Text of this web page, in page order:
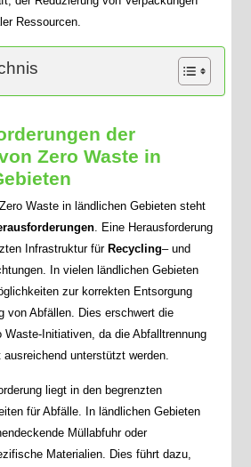
Ressourcen.
der
Zero Waste in
Waste in ländlichen Gebieten steht
. Eine Herausforderung
Infrastruktur für Recycling– und
In vielen ländlichen Gebieten
zur korrekten Entsorgung
von Abfällen. Dies erschwert die
Waste-Initiativen, da die Abfalltrennung
unterstützt werden.
liegt in den begrenzten
für Abfälle. In ländlichen Gebieten
Müllabfuhr oder
Materialien. Dies führt dazu,